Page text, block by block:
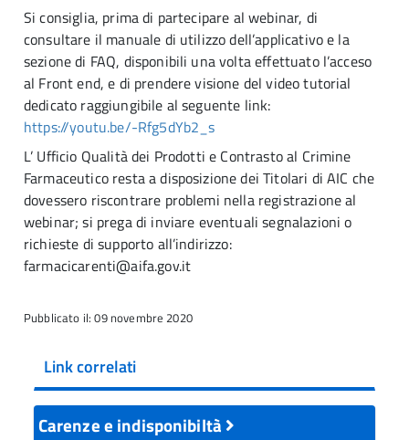
Si consiglia, prima di partecipare al webinar, di
consultare il manuale di utilizzo dell’applicativo e la
sezione di FAQ, disponibili una volta effettuato l’acceso
al Front end, e di prendere visione del video tutorial
dedicato raggiungibile al seguente link:
https://youtu.be/-Rfg5dYb2_s
L’ Ufficio Qualità dei Prodotti e Contrasto al Crimine
Farmaceutico resta a disposizione dei Titolari di AIC che
dovessero riscontrare problemi nella registrazione al
webinar; si prega di inviare eventuali segnalazioni o
richieste di supporto all’indirizzo:
farmacicarenti@aifa.gov.it
Pubblicato il: 09 novembre 2020
Link correlati
Carenze e indisponibiltà